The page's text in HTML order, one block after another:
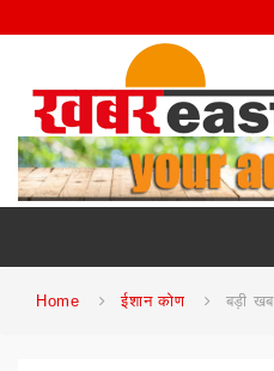
Home ईशान कोण बड़ी